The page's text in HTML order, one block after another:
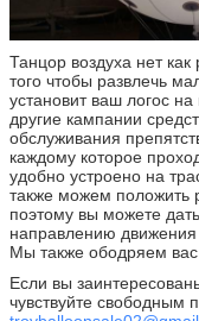
Танцор воздуха нет как
того чтобы развлечь
установит ваш логос
другие кампании
обслуживания
каждому которое
удобно устроено на
также можем положить
поэтому вы можете
направлению движения
Мы также ободряем вас
Если вы
чувствуйте свободным